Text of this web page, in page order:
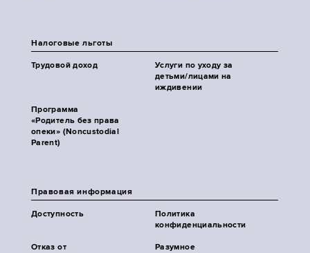
Налоговые льготы
Трудовой доход
Услуги по уходу за
детьми/лицами на
иждивении
Программа
«Родитель без права
опеки» (Noncustodial
Parent)
Правовая информация
Доступность
Политика
конфиденциальности
Отказ от
Разумное